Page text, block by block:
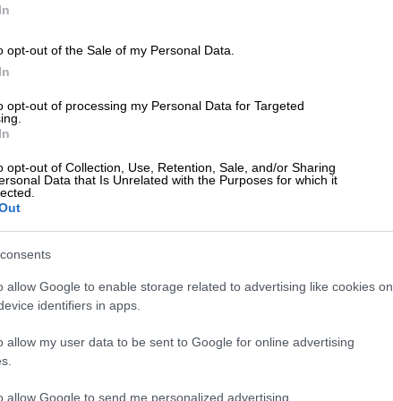
opt-out of the Sale of my Personal Data.
opt-out of processing my Personal Data for Targeted
opt-out of Collection, Use, Retention, Sale, and/or Sharing
Data that Is Unrelated with the Purposes for which it
allow Google to enable storage related to advertising like cookies on
identifiers in apps.
allow my user data to be sent to Google for online advertising
allow Google to send me personalized advertising.
Πατήρ Γεώργιος: Ο πρώτος
Τριανδρία με δύο Σύρους
κι εγώ την ευκαιρία να έρθω εδώ»
Εκκλησία|16.10.2019 13:19
Το πρόγραμμα του Οικουμενικού
στην Αθωνική Πολιτεία